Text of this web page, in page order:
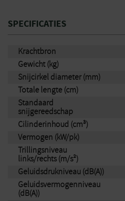
SPECIFICATIES
Krachtbron
Gewicht (kg)
Snijcirkel diameter (mm)
Totale lengte (cm)
Standaard
snijgereedschap
Cilinderinhoud (cm³)
Vermogen (kW/pk)
Trillingsniveau
links/rechts (m/s²)
Geluidsdrukniveau (dB(A))
Geluidsvermogenniveau
(dB(A))